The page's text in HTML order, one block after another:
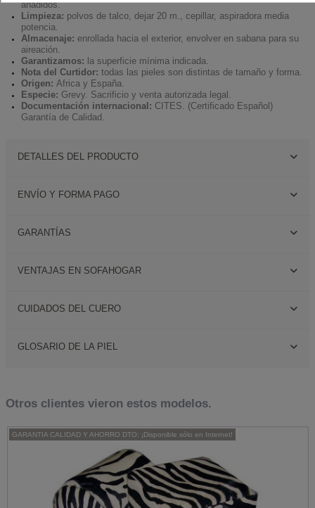
añadidos.
Limpieza: polvos de talco, dejar 20 m., cepillar, aspiradora media
potencia.
Almacenaje:enrollada hacia el exterior, envolver en sabana para su
aireación.
Garantizamos: la superficie mínima indicada.
Nota del Curtidor: todas las pieles son distintas de tamaño y forma.
Origen: Africa y España.
Especie: Grevy. Sacrificio y venta autorizada legal.
Documentación internacional: CITES. (Certificado Español)
Garantía de Calidad.
DETALLES DEL PRODUCTO
ENVÍO Y FORMA PAGO
GARANTÍAS
VENTAJAS EN SOFAHOGAR
CUIDADOS DEL CUERO
GLOSARIO DE LA PIEL
Otros clientes vieron estos modelos.
GARANTIA CALIDAD Y AHORRO DTO: ¡Disponible sólo en Internet!